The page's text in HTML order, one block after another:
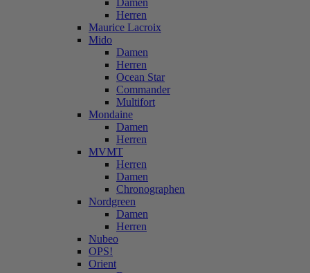
Damen
Herren
Maurice Lacroix
Mido
Damen
Herren
Ocean Star
Commander
Multifort
Mondaine
Damen
Herren
MVMT
Herren
Damen
Chronographen
Nordgreen
Damen
Herren
Nubeo
OPS!
Orient